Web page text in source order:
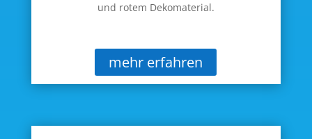
und rotem Dekomaterial.
mehr erfahren